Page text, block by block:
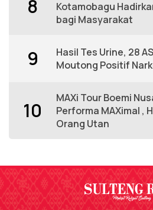
8
Kotamobagu
bagi Masyarakat
9
Hasil Tes Urine, 28
Moutong Positif
10
MAXi Tour Boemi
Performa MAXimal ,
Orang Utan